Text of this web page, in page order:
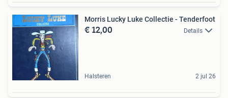
Morris Lucky Luke Collectie - Tenderfoot
€ 12,00 Details
Halsteren 2 jul 26